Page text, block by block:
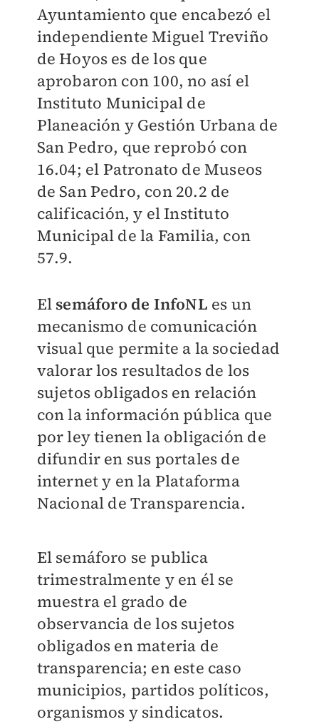
Ayuntamiento que encabezó el
independiente Miguel Treviño
de Hoyos es de los que
aprobaron con 100, no así el
Instituto Municipal de
Planeación y Gestión Urbana de
San Pedro, que reprobó con
16.04; el Patronato de Museos
de San Pedro, con 20.2 de
calificación, y el Instituto
Municipal de la Familia, con
57.9.
Elsemáforo de InfoNL es un
mecanismo de comunicación
visual que permite a la sociedad
valorar los resultados de los
sujetos obligados en relación
con la información pública que
por ley tienen la obligación de
difundir en sus portales de
internet y en la Plataforma
Nacional de Transparencia.
El semáforo se publica
trimestralmente y en él se
muestra el grado de
observancia de los sujetos
obligados en materia de
transparencia; en este caso
municipios, partidos políticos,
organismos y sindicatos.